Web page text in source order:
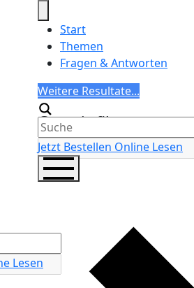
Start
Themen
Fragen & Antworten
Search
Weitere Resultate...
Generic filters
Jetzt Bestellen Online Lesen
Lesen